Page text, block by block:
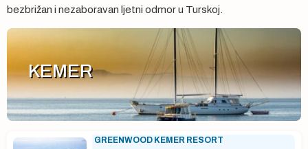
bezbrižan i nezaboravan ljetni odmor u Turskoj.
KEMER
GREENWOOD KEMER RESORT